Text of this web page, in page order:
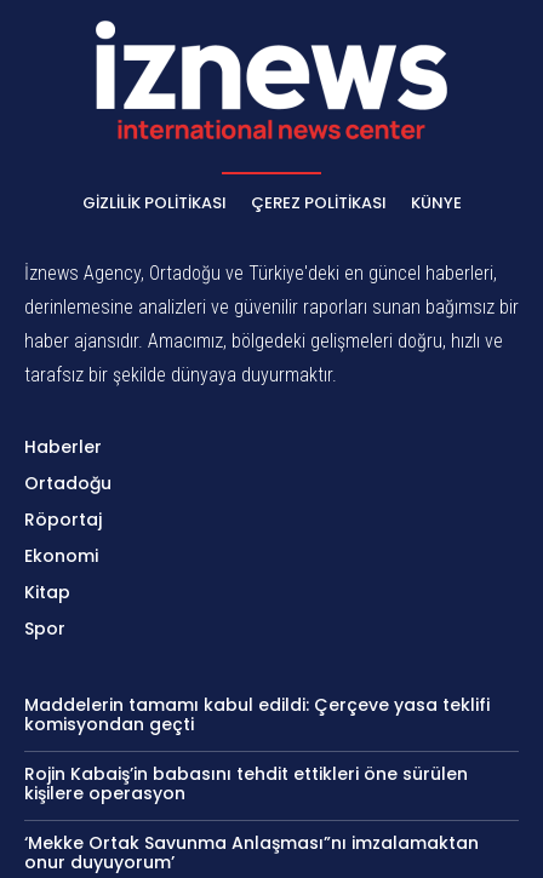
GIZLILIK POLITIKASI ÇEREZ POLITIKASI KÜNYE
İznews Agency, Ortadoğu ve Türkiye'deki en güncel haberleri,
derinlemesine analizleri ve güvenilir raporları sunan bağımsız bir
haber ajansıdır. Amacımız, bölgedeki gelişmeleri doğru, hızlı ve
tarafsız bir şekilde dünyaya duyurmaktır.
Haberler
Ortadoğu
Röportaj
Ekonomi
Kitap
Spor
Maddelerin tamamı kabul edildi: Çerçeve yasa teklifi
komisyondan geçti
Rojin Kabaiş’in babasını tehdit ettikleri öne sürülen
kişilere operasyon
‘Mekke Ortak Savunma Anlaşması”nı imzalamaktan
onur duyuyorum’